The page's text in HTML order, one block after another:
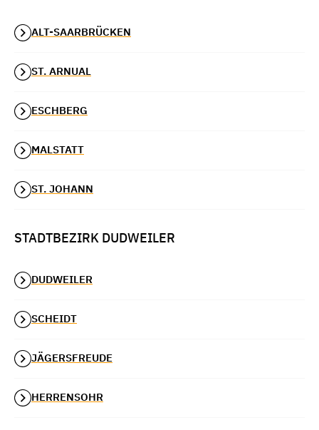
ALT-SAARBRÜCKEN
ST. ARNUAL
ESCHBERG
MALSTATT
ST. JOHANN
STADTBEZIRK DUDWEILER
DUDWEILER
SCHEIDT
JÄGERSFREUDE
HERRENSOHR